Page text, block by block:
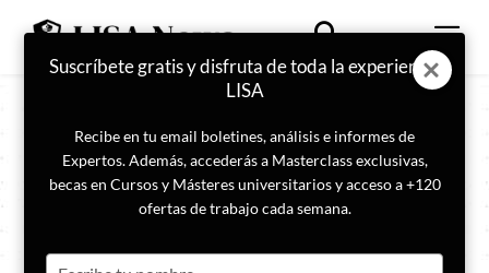
Suscríbete gratis y disfruta de toda la experiencia
LISA
Recibe en tu email boletines, análisis e informes de
Expertos. Además, accederás a Masterclass exclusivas,
becas en Cursos y Másteres universitarios y acceso a +120
ofertas de trabajo cada semana.